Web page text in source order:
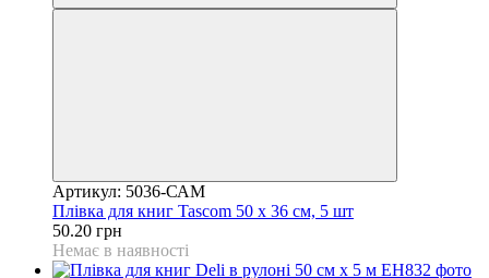
Артикул: 5036-САМ
Плівка для книг Tascom 50 х 36 см, 5 шт
50.20 грн
Немає в наявності